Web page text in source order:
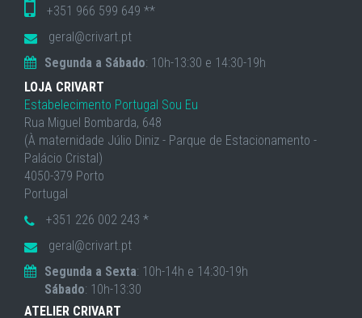
+351 966 599 649 **
geral@crivart.pt
Segunda a Sábado: 10h-13:30 e 14:30-19h
LOJA CRIVART
Estabelecimento Portugal Sou Eu
Rua Miguel Bombarda, 648
(À maternidade Júlio Diniz - Parque de Estacionamento -
Palácio Cristal)
4050-379 Porto
Portugal
+351 226 002 243 *
geral@crivart.pt
Segunda a Sexta: 10h-14h e 14:30-19h
Sábado: 10h-13:30
ATELIER CRIVART